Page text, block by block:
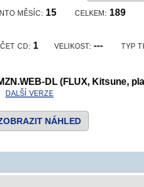
MĚSÍC: 15 CELKEM: 189
CD: 1 VELIKOST: --- TYP
DL (FLUX, Kitsune,
DALŠÍ VERZE
NÁHLED